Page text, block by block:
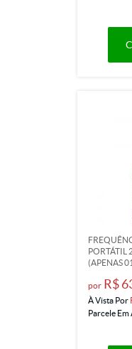
PORTÁTIL
(APENAS
por R$
À Vista Por
Parcele Em